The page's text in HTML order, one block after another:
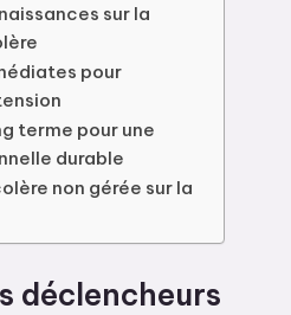
sur la
pour
terme pour une
durable
non gérée sur la
déclencheurs